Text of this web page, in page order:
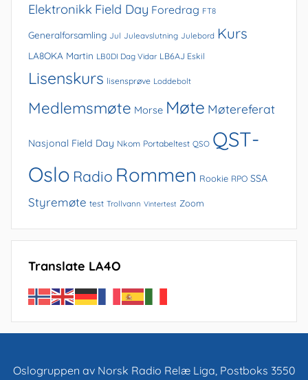
Elektronikk Field Day Foredrag FT8
Generalforsamling Jul Juleavslutning Julebord Kurs
LA8OKA Martin LB0DI Dag Vidar LB6AJ Eskil
Lisenskurs lisensprøve Loddebolt
Medlemsmøte Morse Møte Møtereferat
Nasjonal Field Day Nkom Portabeltest QSO QST-
Oslo Radio Rommen Rookie RPO SSA
Styremøte test Trollvann Vintertest Zoom
Translate LA4O
Oslogruppen av Norsk Radio Relæ Liga, Postboks 3550